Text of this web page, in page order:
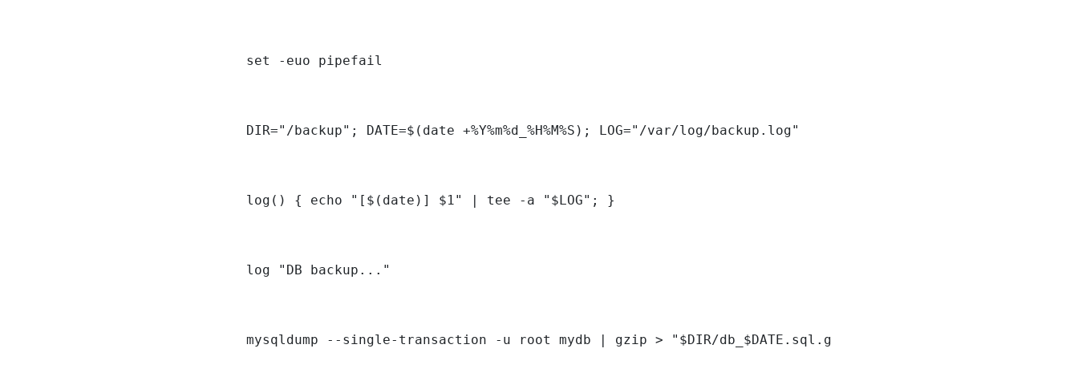
set -euo pipefail
DIR="/backup"; DATE=$(date +%Y%m%d_%H%M%S); LOG="/var/log/backup.log"
log() { echo "[$(date)] $1" | tee -a "$LOG"; }
log "DB backup..."
mysqldump --single-transaction -u root mydb | gzip > "$DIR/db_$DATE.sql.gz"